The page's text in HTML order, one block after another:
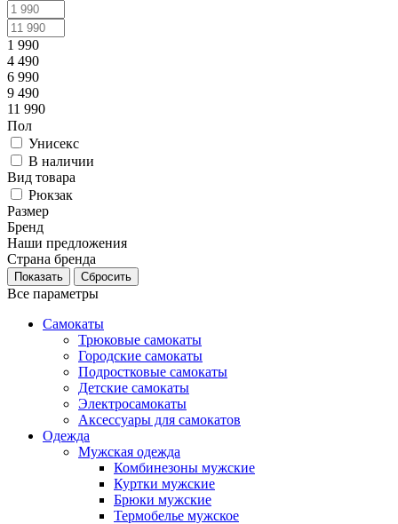
1 990
4 490
6 990
9 490
11 990
Пол
Унисекс
В наличии
Вид товара
Рюкзак
Размер
Бренд
Наши предложения
Страна бренда
Сбросить
Все параметры
Самокаты
Трюковые самокаты
Городские самокаты
Подростковые самокаты
Детские самокаты
Электросамокаты
Аксессуары для самокатов
Одежда
Мужская одежда
Комбинезоны мужские
Куртки мужские
Брюки мужские
Термобелье мужское